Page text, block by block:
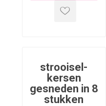
strooisel-
kersen
gesneden in 8
stukken